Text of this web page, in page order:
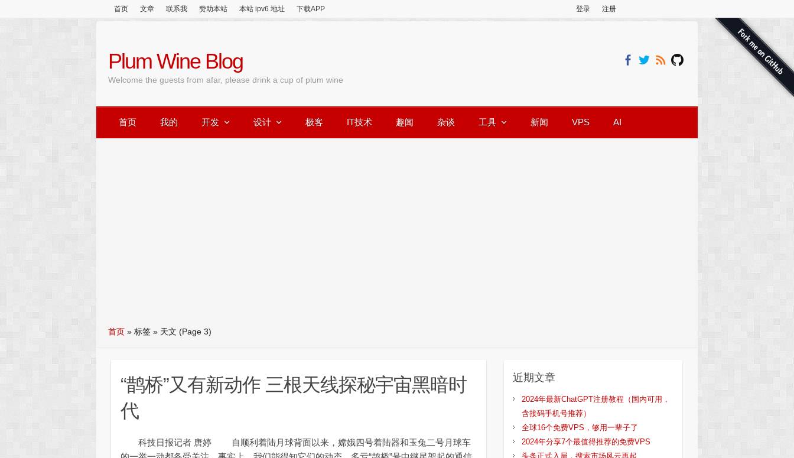
首页 文章 联系我 赞助本站 本站 ipv6 地址 下载APP 登录 注册
Plum Wine Blog
Welcome the guests from afar, please drink a cup of plum wine
首页 我的 开发 设计 极客 IT技术 趣闻 杂谈 工具 新闻 VPS AI
首页 » 标签 » 天文 (Page 3)
“鹊桥”又有新动作 三根天线探秘宇宙黑暗时
代
科技日报记者 唐婷 自顺利着陆月球背面以来，嫦娥四号着陆器和玉兔二号月球车
近期文章
2024年最新ChatGPT注册教程（国内可用，
含接码手机号推荐）
全球16个免费VPS，够用一辈子了
2024年分享7个最值得推荐的免费VPS
头条正式入局，搜索市场风云再起